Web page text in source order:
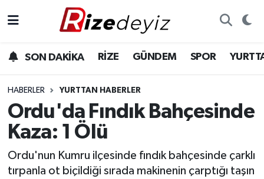
SON DAKİKA RİZE GÜNDEM SPOR
HABERLER YURTTAN HABERLER
Ordu'da Fındık Bahçesinde
Kaza: 1 Ölü
Ordu'nun Kumru ilçesinde fındık bahçesinde çarklı
tırpanla ot biçildiği sırada makinenin çarptığı taşın
Gündem
Yurttan Haberler
Ekonomi
Teknoloji
Rize Hava Durumu
Rize Trafik Yoğunluk Haritası
Süper Lig Puan Durumu ve Fikstür
Tüm Manşetler